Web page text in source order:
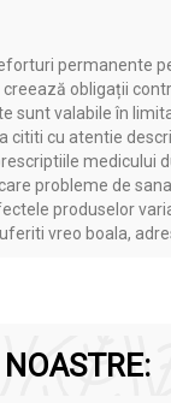
biloba 80mg Ginkana
biloba 80mg
ale acizilor
permanente
obligații
sunt valabile în
cititi cu atentie
medicului
probleme de
produselor
vreo boala,